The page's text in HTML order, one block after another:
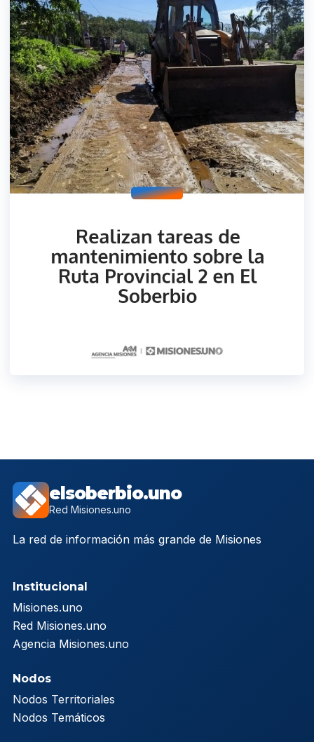
elsoberbio.uno
Red Misiones.uno
La red de información más grande de Misiones
Institucional
Misiones.uno
Red Misiones.uno
Agencia Misiones.uno
Nodos
Nodos Territoriales
Nodos Temáticos